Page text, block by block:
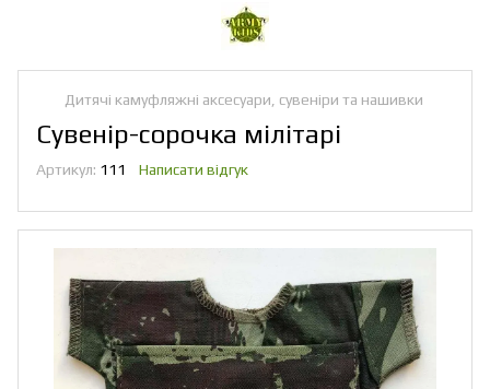
Дитячі камуфляжні аксесуари, сувеніри та нашивки
Сувенір-сорочка мілітарі
Артикул: 111 Написати відгук